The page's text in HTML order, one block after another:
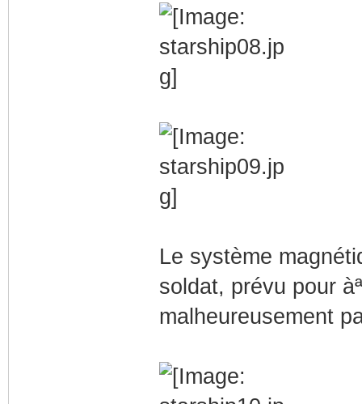
Le système
soldat, prévu pour
malheureusement